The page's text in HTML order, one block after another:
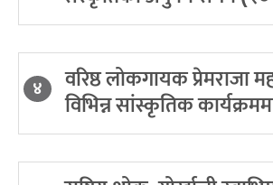
४ वरिष्ठ लोकगायक प्रेमराजा
विभिन्न सांस्कृतिक